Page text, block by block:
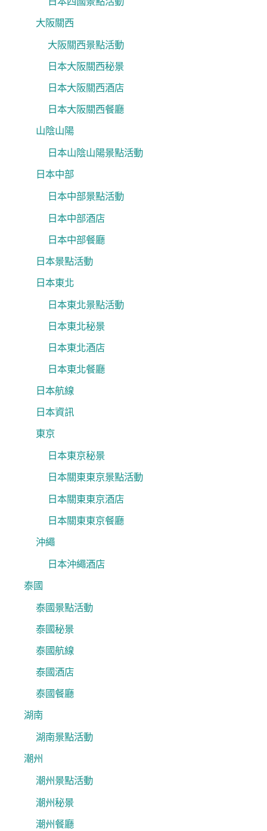
大阪關西
大阪關西景點活動
日本大阪關西秘景
日本大阪關西酒店
日本大阪關西餐廳
山陰山陽
日本山陰山陽景點活動
日本中部
日本中部景點活動
日本中部酒店
日本中部餐廳
日本景點活動
日本東北
日本東北景點活動
日本東北秘景
日本東北酒店
日本東北餐廳
日本航線
日本資訊
東京
日本東京秘景
日本關東東京景點活動
日本關東東京酒店
日本關東東京餐廳
沖繩
日本沖繩酒店
泰國
泰國景點活動
泰國秘景
泰國航線
泰國酒店
泰國餐廳
湖南
湖南景點活動
潮州
潮州景點活動
潮州秘景
潮州餐廳